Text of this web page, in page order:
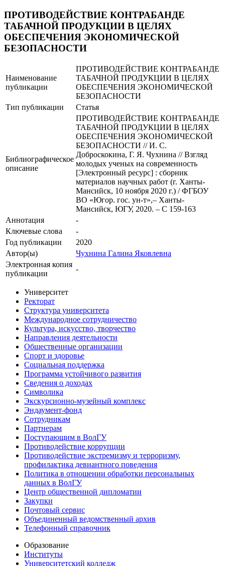
ПРОТИВОДЕЙСТВИЕ КОНТРАБАНДЕ
ТАБАЧНОЙ ПРОДУКЦИИ В ЦЕЛЯХ
ОБЕСПЕЧЕНИЯ ЭКОНОМИЧЕСКОЙ
БЕЗОПАСНОСТИ
Наименование
публикации
ПРОТИВОДЕЙСТВИЕ КОНТРАБАНДЕ
ТАБАЧНОЙ ПРОДУКЦИИ В ЦЕЛЯХ
ОБЕСПЕЧЕНИЯ ЭКОНОМИЧЕСКОЙ
БЕЗОПАСНОСТИ
Тип публикации
Статья
Библиографическое
описание
ПРОТИВОДЕЙСТВИЕ КОНТРАБАНДЕ
ТАБАЧНОЙ ПРОДУКЦИИ В ЦЕЛЯХ
ОБЕСПЕЧЕНИЯ ЭКОНОМИЧЕСКОЙ
БЕЗОПАСНОСТИ // И. С.
Доброскокина, Г. Я. Чухнина // Взгляд
молодых ученых на современность
[Электронный ресурс] : сборник
материалов научных работ (г. Ханты-
Мансийск, 10 ноября 2020 г.) / ФГБОУ
ВО «Югор. гос. ун-т»,– Ханты-
Мансийск, ЮГУ, 2020. – С 159-163
Аннотация
-
Ключевые cлова
-
Год публикации
2020
Автор(ы)
Чухнина Галина Яковлевна
Электронная копия
публикации
-
Университет
Ректорат
Структура университета
Международное сотрудничество
Культура, искусство, творчество
Направления деятельности
Общественные организации
Спорт и здоровье
Социальная поддержка
Программа устойчивого развития
Сведения о доходах
Символика
Экскурсионно-музейный комплекс
Эндаумент-фонд
Сотрудникам
Партнерам
Поступающим в ВолГУ
Противодействие коррупции
Противодействие экстремизму и терроризму,
профилактика девиантного поведения
Политика в отношении обработки персональных
данных в ВолГУ
Центр общественной дипломатии
Закупки
Почтовый сервис
Объединенный ведомственный архив
Телефонный справочник
Образование
Институты
Университетский колледж